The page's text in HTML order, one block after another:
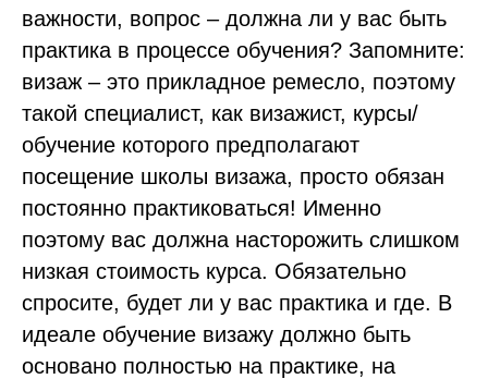
важности, вопрос – должна ли у вас быть
практика в процессе обучения? Запомните:
визаж – это прикладное ремесло, поэтому
такой специалист, как визажист, курсы/
обучение которого предполагают
посещение школы визажа, просто обязан
постоянно практиковаться! Именно
поэтому вас должна насторожить слишком
низкая стоимость курса. Обязательно
спросите, будет ли у вас практика и где. В
идеале обучение визажу должно быть
основано полностью на практике, на